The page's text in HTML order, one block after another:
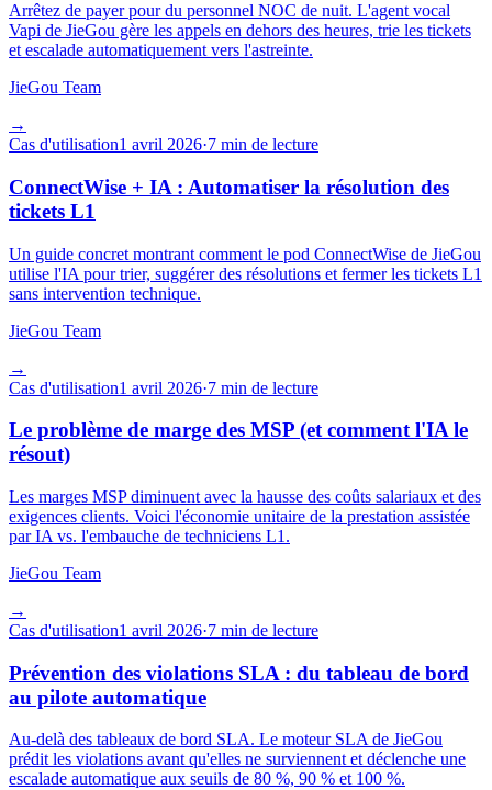
Arrêtez de payer pour du personnel NOC de nuit. L'agent vocal
Vapi de JieGou gère les appels en dehors des heures, trie les tickets
et escalade automatiquement vers l'astreinte.
JieGou Team
→
Cas d'utilisation1 avril 2026·7 min de lecture
ConnectWise + IA : Automatiser la résolution des
tickets L1
Un guide concret montrant comment le pod ConnectWise de JieGou
utilise l'IA pour trier, suggérer des résolutions et fermer les tickets L1
sans intervention technique.
JieGou Team
→
Cas d'utilisation1 avril 2026·7 min de lecture
Le problème de marge des MSP (et comment l'IA le
résout)
Les marges MSP diminuent avec la hausse des coûts salariaux et des
exigences clients. Voici l'économie unitaire de la prestation assistée
par IA vs. l'embauche de techniciens L1.
JieGou Team
→
Cas d'utilisation1 avril 2026·7 min de lecture
Prévention des violations SLA : du tableau de bord
au pilote automatique
Au-delà des tableaux de bord SLA. Le moteur SLA de JieGou
prédit les violations avant qu'elles ne surviennent et déclenche une
escalade automatique aux seuils de 80 %, 90 % et 100 %.